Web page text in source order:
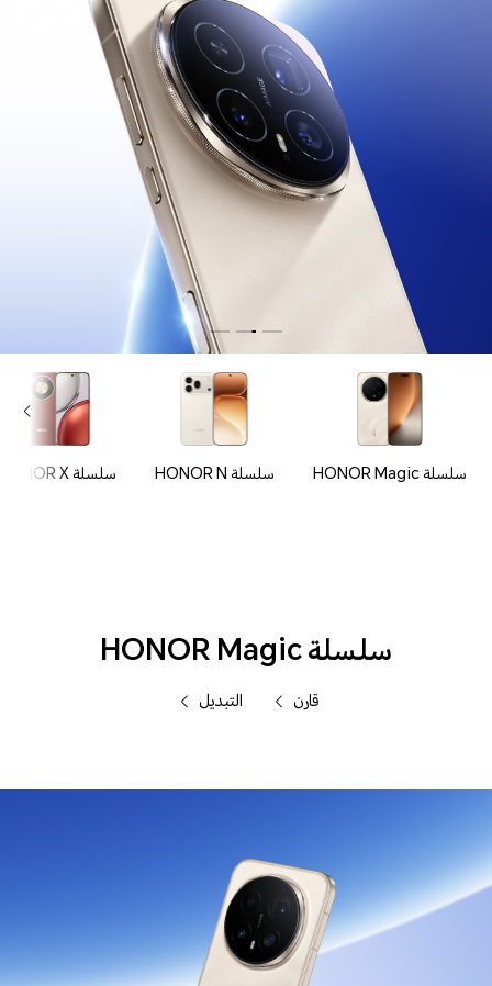
سلسلة HONOR Magic سلسلة HONOR N سلسلة HONOR X
سلسلة HONOR Magic
قارن التبديل